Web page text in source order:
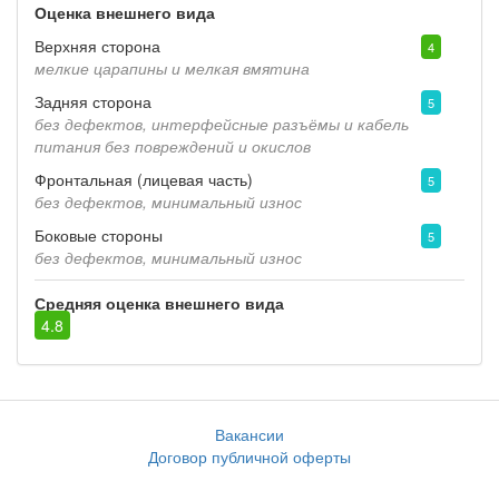
Оценка внешнего вида
Верхняя сторона
4
мелкие царапины и мелкая вмятина
Задняя сторона
5
без дефектов, интерфейсные разъёмы и кабель
питания без повреждений и окислов
Фронтальная (лицевая часть)
5
без дефектов, минимальный износ
Боковые стороны
5
без дефектов, минимальный износ
Средняя оценка внешнего вида
4.8
Вакансии
Договор публичной оферты